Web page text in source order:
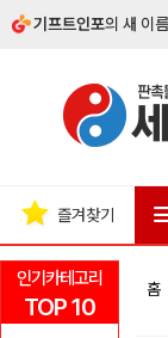
기프트인포의 새 이
인기카테고리
TOP 10
즐겨찾기
홈